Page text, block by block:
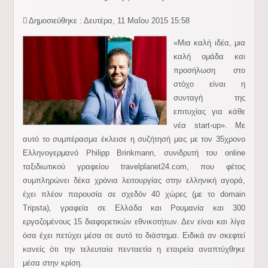
Δημοσιεύθηκε : Δευτέρα, 11 Μαΐου 2015 15:58
«Μια καλή ιδέα, μια
καλή ομάδα και
προσήλωση στο
στόχο είναι η
συνταγή της
επιτυχίας για κάθε
νέα start-up». Με
αυτό το συμπέρασμα έκλεισε η συζήτησή μας με τον 35χρονο
Ελληνογερμανό Philipp Brinkmann, συνιδρυτή του online
ταξιδιωτικού γραφείου travelplanet24.com, που φέτος
συμπληρώνει δέκα χρόνια λειτουργίας στην ελληνική αγορά,
έχει πλέον παρουσία σε σχεδόν 40 χώρες (με το domain
Tripsta), γραφεία σε Ελλάδα και Ρουμανία και 300
εργαζομένους 15 διαφορετικών εθνικοτήτων. Δεν είναι και λίγα
όσα έχει πετύχει μέσα σε αυτό το διάστημα. Ειδικά αν σκεφτεί
κανείς ότι την τελευταία πενταετία η εταιρεία αναπτύχθηκε
μέσα στην κρίση.